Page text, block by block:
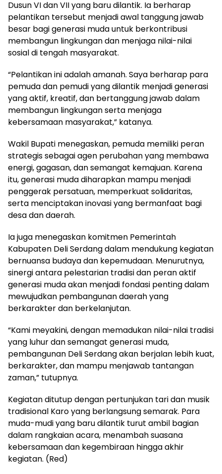
Dusun VI dan VII yang baru dilantik. Ia berharap
pelantikan tersebut menjadi awal tanggung jawab
besar bagi generasi muda untuk berkontribusi
membangun lingkungan dan menjaga nilai-nilai
sosial di tengah masyarakat.
“Pelantikan ini adalah amanah. Saya berharap para
pemuda dan pemudi yang dilantik menjadi generasi
yang aktif, kreatif, dan bertanggung jawab dalam
membangun lingkungan serta menjaga
kebersamaan masyarakat,” katanya.
Wakil Bupati menegaskan, pemuda memiliki peran
strategis sebagai agen perubahan yang membawa
energi, gagasan, dan semangat kemajuan. Karena
itu, generasi muda diharapkan mampu menjadi
penggerak persatuan, memperkuat solidaritas,
serta menciptakan inovasi yang bermanfaat bagi
desa dan daerah.
Ia juga menegaskan komitmen Pemerintah
Kabupaten Deli Serdang dalam mendukung kegiatan
bernuansa budaya dan kepemudaan. Menurutnya,
sinergi antara pelestarian tradisi dan peran aktif
generasi muda akan menjadi fondasi penting dalam
mewujudkan pembangunan daerah yang
berkarakter dan berkelanjutan.
“Kami meyakini, dengan memadukan nilai-nilai tradisi
yang luhur dan semangat generasi muda,
pembangunan Deli Serdang akan berjalan lebih kuat,
berkarakter, dan mampu menjawab tantangan
zaman,” tutupnya.
Kegiatan ditutup dengan pertunjukan tari dan musik
tradisional Karo yang berlangsung semarak. Para
muda-mudi yang baru dilantik turut ambil bagian
dalam rangkaian acara, menambah suasana
kebersamaan dan kegembiraan hingga akhir
kegiatan. (Red)